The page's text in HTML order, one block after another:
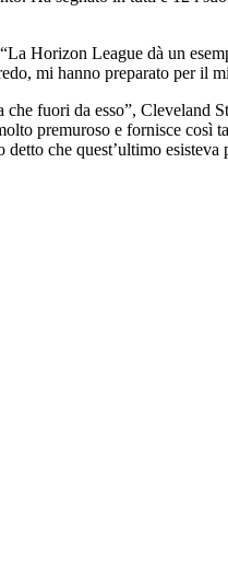
Horizon League dà un
mi hanno preparato per il
fuori da esso”, Cleveland
premuroso e fornisce così
che quest’ultimo